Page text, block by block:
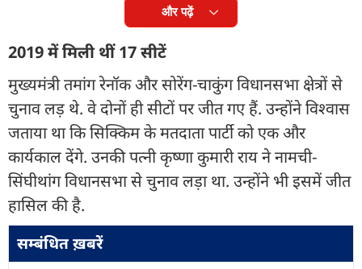
और पढ़ें
2019 में मिली थीं 17 सीटें
मुख्यमंत्री तमांग रेनॉक और सोरेंग-चाकुंग विधानसभा क्षेत्रों से
चुनाव लड़ थे. वे दोनों ही सीटों पर जीत गए हैं. उन्होंने विश्वास
जताया था कि सिक्किम के मतदाता पार्टी को एक और
कार्यकाल देंगे. उनकी पत्नी कृष्णा कुमारी राय ने नामची-
सिंघीथांग विधानसभा से चुनाव लड़ा था. उन्होंने भी इसमें जीत
हासिल की है.
सम्बंधित ख़बरें